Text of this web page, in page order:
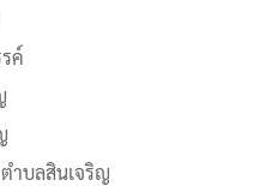
ค์
ำบลสินเจริญ